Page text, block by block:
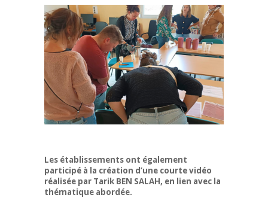
Les établissements ont également
participé à la création d’une courte vidéo
réalisée par Tarik BEN SALAH, en lien avec la
thématique abordée.